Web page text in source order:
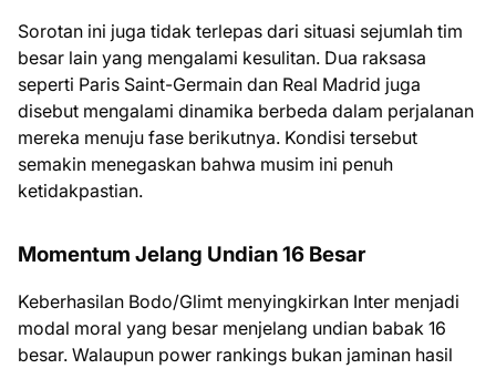
Sorotan ini juga tidak terlepas dari situasi sejumlah tim
besar lain yang mengalami kesulitan. Dua raksasa
seperti Paris Saint-Germain dan Real Madrid juga
disebut mengalami dinamika berbeda dalam perjalanan
mereka menuju fase berikutnya. Kondisi tersebut
semakin menegaskan bahwa musim ini penuh
ketidakpastian.
Momentum Jelang Undian 16 Besar
Keberhasilan Bodo/Glimt menyingkirkan Inter menjadi
modal moral yang besar menjelang undian babak 16
besar. Walaupun power rankings bukan jaminan hasil